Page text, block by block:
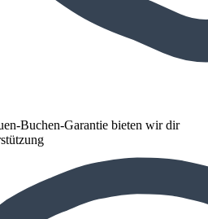
Buchen-Garantie bieten wir dir